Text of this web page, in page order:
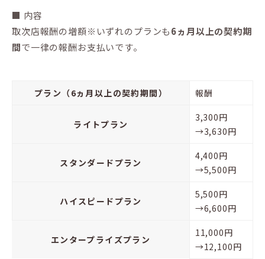
■ 内容
取次店報酬の増額※いずれのプランも6ヵ月以上の契約期
間で一律の報酬お支払いです。
プラン（6ヵ月以上の契約期間） 報酬
ライトプラン
3,300円
→3,630円
スタンダードプラン
4,400円
→5,500円
ハイスピードプラン
5,500円
→6,600円
エンタープライズプラン
11,000円
→12,100円